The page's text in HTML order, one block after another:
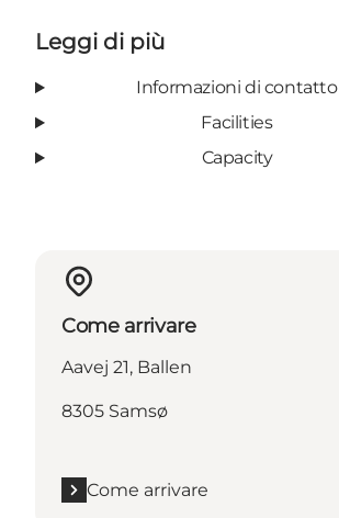
Leggi di più
Informazioni di contatto
Facilities
Capacity
Come arrivare
Aavej 21, Ballen
8305 Samsø
Come arrivare